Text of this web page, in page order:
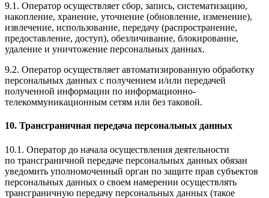
9.1. Оператор осуществляет сбор, запись, систематизацию,
накопление, хранение, уточнение (обновление, изменение),
извлечение, использование, передачу (распространение,
предоставление, доступ), обезличивание, блокирование,
удаление и уничтожение персональных данных.
9.2. Оператор осуществляет автоматизированную обработку
персональных данных с получением и/или передачей
полученной информации по информационно-
телекоммуникационным сетям или без таковой.
10. Трансграничная передача персональных данных
10.1. Оператор до начала осуществления деятельности
по трансграничной передаче персональных данных обязан
уведомить уполномоченный орган по защите прав субъектов
персональных данных о своем намерении осуществлять
трансграничную передачу персональных данных (такое